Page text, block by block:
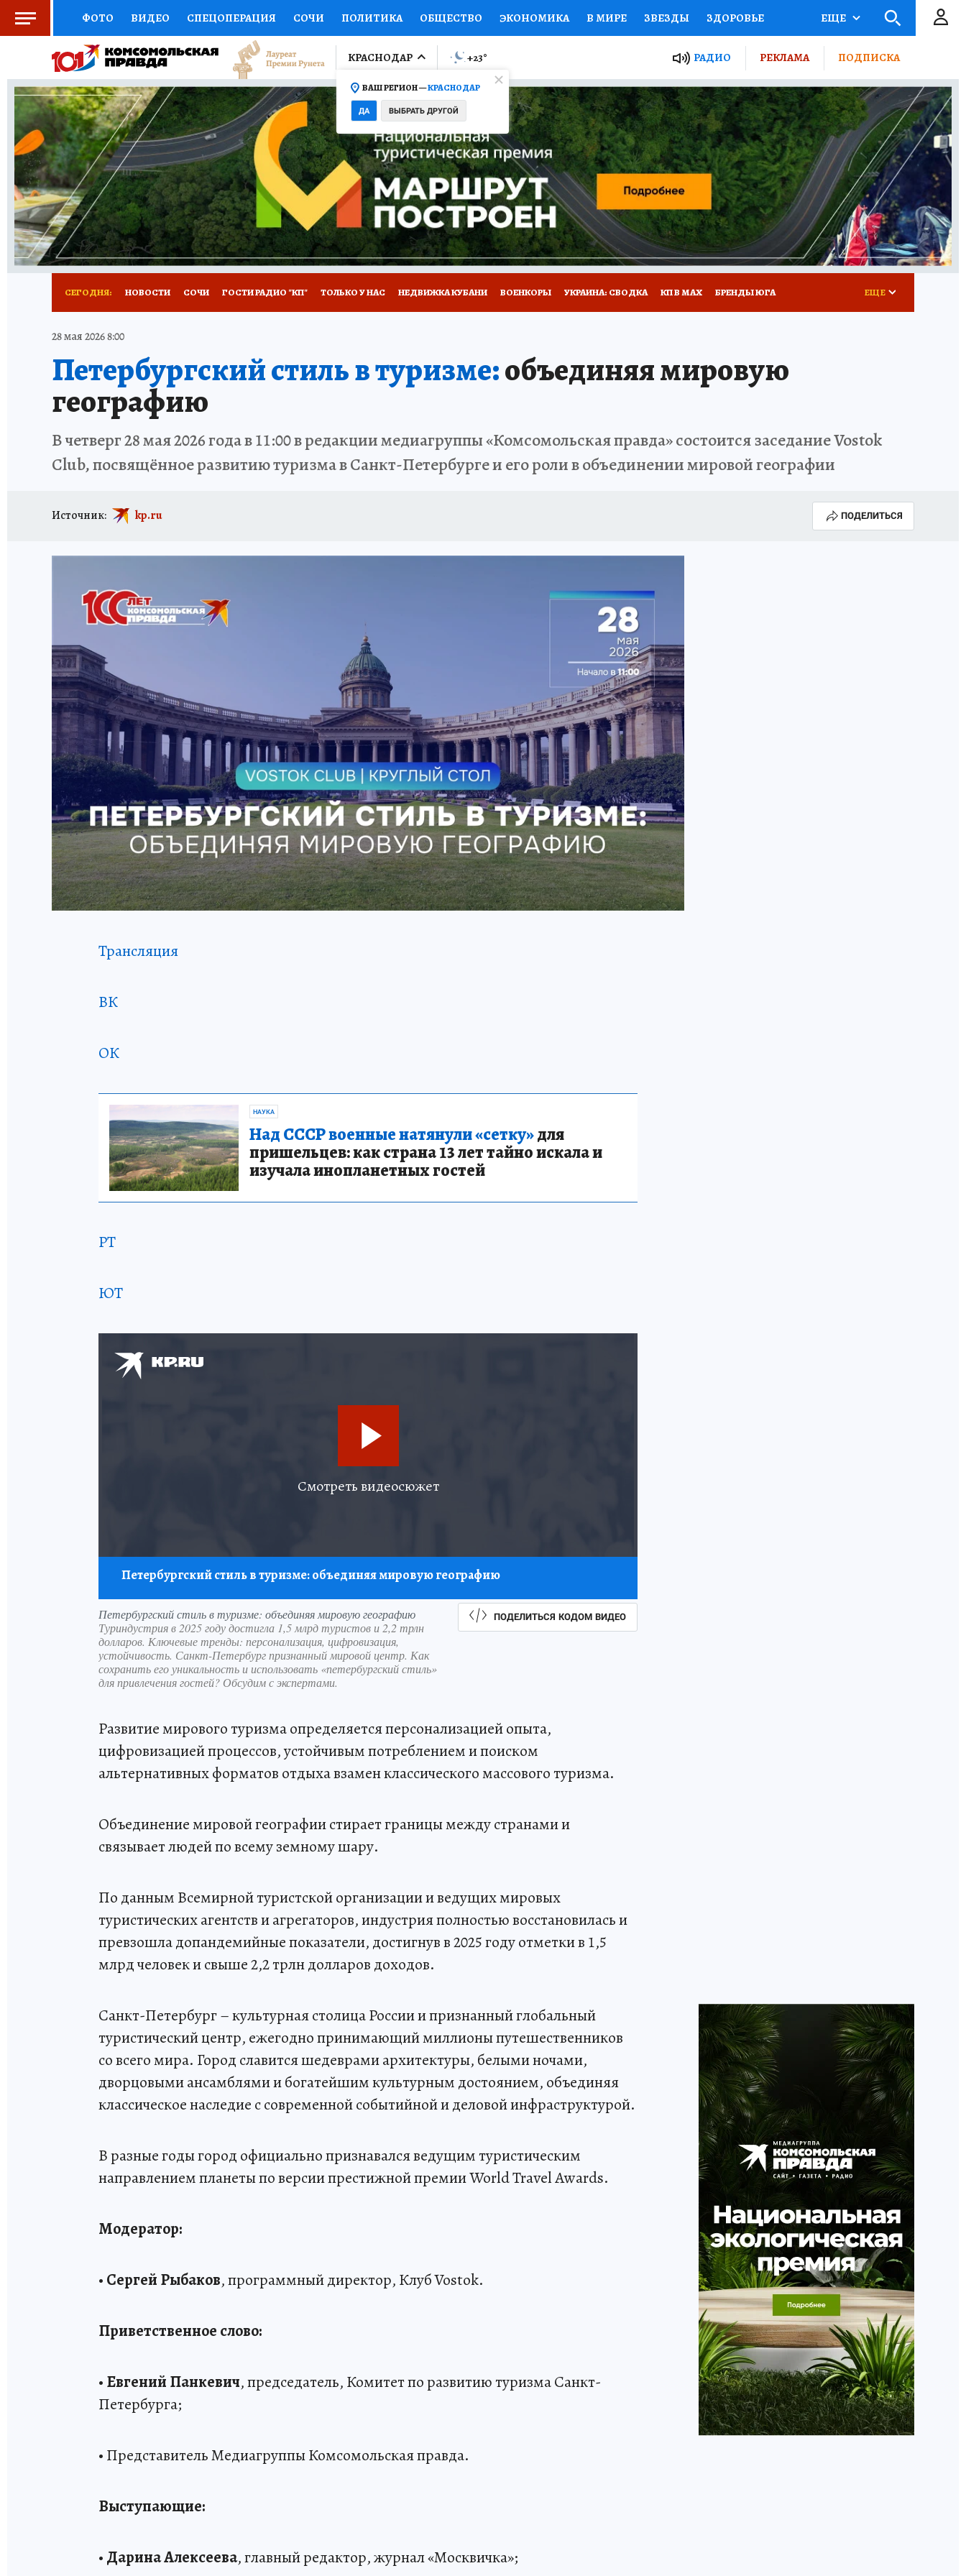
ФОТО ВИДЕО СПЕЦОПЕРАЦИЯ СОЧИ ПОЛИТИКА ОБЩЕСТВО ЭКОНОМИКА В МИРЕ ЗВЕЗДЫ ЗДОРОВЬЕ
СОЦПОДДЕРЖКА НАУКА СПОРТ КОЛУМНИСТЫ ПРОИСШЕСТВИЯ НАЦИОНАЛЬНЫЕ ПРОЕКТЫ РОССИИ
ВЫБОР ЭКСПЕРТОВ ДОКТОР ФИНАНСЫ ОТКРЫВАЕМ МИР Я ЗНАЮ СЕМЬЯ ЖЕНСКИЕ СЕКРЕТЫ ПУТЕВОДИТЕЛЬ
КНИЖНАЯ ПОЛКА ПРОГНОЗЫ НА СПОРТ ПРОМОКОДЫ СЕРИАЛЫ СПЕЦПРОЕКТЫ ДЕФИЦИТ ЖЕЛЕЗА ТУРИЗМ
ПРЕСС-ЦЕНТР НЕДВИЖИМОСТЬ ТЕЛЕВИЗОР КОЛЛЕКЦИИ КОНКУРСЫ РАБОТА У НАС ГИД ПОТРЕБИТЕЛЯ РЕКЛАМА
ВСЕ О КП РАДИО КП ТЕСТЫ НОВОЕ НА САЙТЕ
ЕЩЕ
КРАСНОДАР
ВАШ РЕГИОН —КРАСНОДАР
ДА ВЫБРАТЬ ДРУГОЙ
+23° РАДИО РЕКЛАМА ПОДПИСКА
СЕГОДНЯ: НОВОСТИ СОЧИ ГОСТИ РАДИО "КП" ТОЛЬКО У НАС НЕДВИЖКА КУБАНИ ВОЕНКОРЫ УКРАИНА: СВОДКА КП В МАХ БРЕНДЫ ЮГА ЕЩЕ
28 мая 2026 8:00
Петербургский стиль в туризме:объединяя мировую
географию
В четверг 28 мая 2026 года в 11:00 в редакции медиагруппы «Комсомольская правда» состоится заседание Vostok
Club, посвящённое развитию туризма в Санкт-Петербурге и его роли в объединении мировой географии
Источник: kp.ru ПОДЕЛИТЬСЯ
Трансляция
ВК
ОК
НАУКА
Над СССР военные натянули «сетку»для
пришельцев: как страна 13 лет тайно искала и
изучала инопланетных гостей
РТ
ЮТ
Смотреть видеосюжет
Петербургский стиль в туризме: объединяя мировую географию
Петербургский стиль в туризме: объединяя мировую географию
Туриндустрия в 2025 году достигла 1,5 млрд туристов и 2,2 трлн
долларов. Ключевые тренды: персонализация, цифровизация,
устойчивость. Санкт-Петербург признанный мировой центр. Как
сохранить его уникальность и использовать «петербургский стиль»
для привлечения гостей? Обсудим с экспертами.
ПОДЕЛИТЬСЯ КОДОМ ВИДЕО
Развитие мирового туризма определяется персонализацией опыта,
цифровизацией процессов, устойчивым потреблением и поиском
альтернативных форматов отдыха взамен классического массового туризма.
Объединение мировой географии стирает границы между странами и
связывает людей по всему земному шару.
По данным Всемирной туристской организации и ведущих мировых
туристических агентств и агрегаторов, индустрия полностью восстановилась и
превзошла допандемийные показатели, достигнув в 2025 году отметки в 1,5
млрд человек и свыше 2,2 трлн долларов доходов.
Санкт-Петербург – культурная столица России и признанный глобальный
туристический центр, ежегодно принимающий миллионы путешественников
со всего мира. Город славится шедеврами архитектуры, белыми ночами,
дворцовыми ансамблями и богатейшим культурным достоянием, объединяя
классическое наследие с современной событийной и деловой инфраструктурой.
В разные годы город официально признавался ведущим туристическим
направлением планеты по версии престижной премии World Travel Awards.
Модератор:
• Сергей Рыбаков, программный директор, Клуб Vostok.
Приветственное слово:
• Евгений Панкевич, председатель, Комитет по развитию туризма Санкт-
Петербурга;
• Представитель Медиагруппы Комсомольская правда.
Выступающие:
• Дарина Алексеева, главный редактор, журнал «Москвичка»;